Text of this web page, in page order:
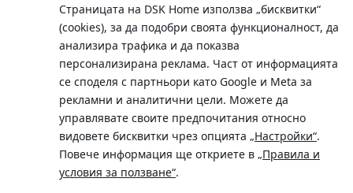
Страницата на DSK Home използва „бисквитки“
(cookies), за да подобри своята функционалност, да
анализира трафика и да показва
персонализирана реклама. Част от информацията
се споделя с партньори като Google и Meta за
рекламни и аналитични цели. Можете да
управлявате своите предпочитания относно
видовете бисквитки чрез опцията „Настройки“.
Повече информация ще откриете в „Правила и
условия за ползване“.
Телефон:
0700 10 375 / *2375
Московска No.19 / ул. Г. Бенковски No. 5, София 1036
SWIFT/BIC: